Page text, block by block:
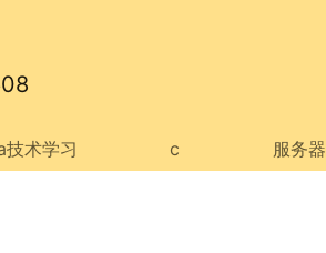
技术学习 c 服务器